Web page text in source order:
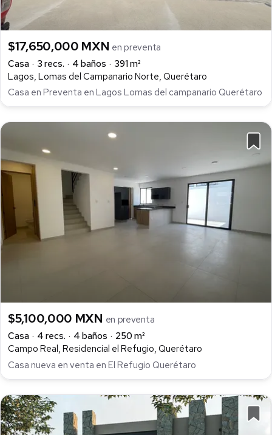
$17,650,000 MXN en preventa
Casa
3 recs. 4 baños
391 m²
Lagos, Lomas del Campanario Norte, Querétaro
Casa en Preventa en Lagos Lomas del campanario Querétaro
$5,100,000 MXN en preventa
Casa
4 recs. 4 baños
250 m²
Campo Real, Residencial el Refugio, Querétaro
Casa nueva en venta en El Refugio Querétaro